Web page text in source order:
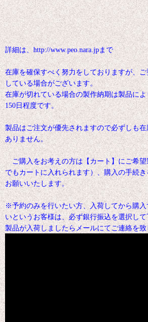
詳細は、http://www.peo.nara.jpまで
在庫を確保すべく努力をしておりますが、
している場合がございます。
在庫が切れている場合の製作納期は製品に
150日程度です。
製品はご注文が優先されますので必ずしも
ありません。
ご購入をお考えの方は【カート】にご希望
でもカートに入れられます）、購入の手続
お願いいたし
※予約のみを行いたい方、入荷してから購
いというお客様は、必ず銀行振込を選択し
製品が入荷しましたらメールにてご連絡を